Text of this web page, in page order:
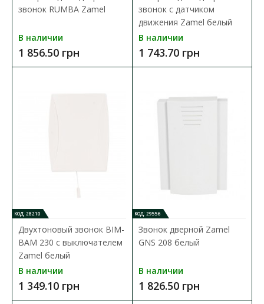
В КОРЗИНУ
В сравнения
звонок RUMBA Zamel
В наличии
1 856.50 грн
звонок с датчиком
движения Zamel белый
В наличии
1 743.70 грн
КОД: 28210
Двухтоновый звонок BIM-
BAM 230 с выключателем
Zamel белый
В наличии
1 349.10 грн
КОД: 29556
Звонок дверной Zamel
GNS 208 белый
В наличии
1 826.50 грн